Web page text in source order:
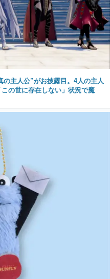
の主人公”がお披露目。4人の主人
の世に存在しない」状況で魔